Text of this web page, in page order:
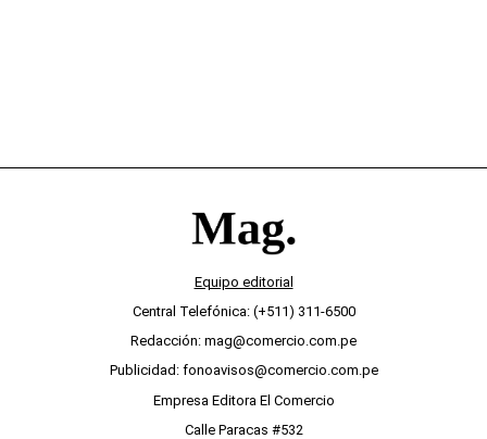
Equipo editorial
Central Telefónica: (+511) 311-6500
Redacción: mag@comercio.com.pe
Publicidad: fonoavisos@comercio.com.pe
Empresa Editora El Comercio
Calle Paracas #532